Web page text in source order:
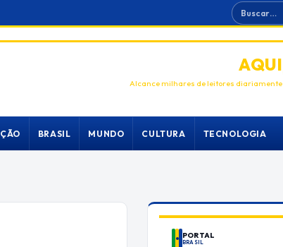
Buscar
ANUNCIEAQUI
Alcance milhares de leitores diariamente
BRASIL MUNDO CULTURA TECNOLOGIA
PORTAL
BRASIL